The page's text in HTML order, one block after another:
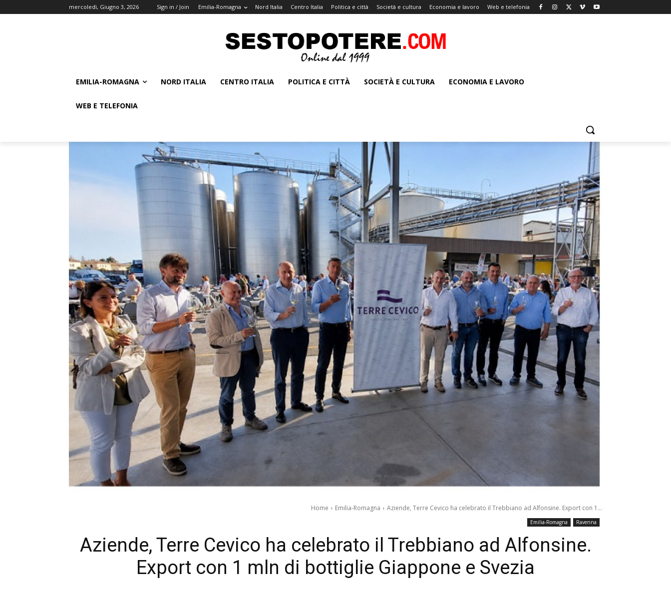
mercoledì, Giugno 3, 2026 Sign in / Join Emilia-Romagna Nord Italia Centro Italia Politica e città Società e cultura Economia e lavoro Web e telefonia
EMILIA-ROMAGNA NORD ITALIA CENTRO ITALIA POLITICA E CITTÀ SOCIETÀ E CULTURA ECONOMIA E LAVORO
WEB E TELEFONIA
Home Emilia-Romagna Aziende, Terre Cevico ha celebrato il Trebbiano ad Alfonsine. Export con 1...
Emilia-Romagna Ravenna
Aziende, Terre Cevico ha celebrato il Trebbiano ad Alfonsine.
Export con 1 mln di bottiglie Giappone e Svezia